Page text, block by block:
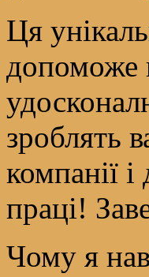
Ця
допоможе
зроблять
компанії
праці!
Чому я